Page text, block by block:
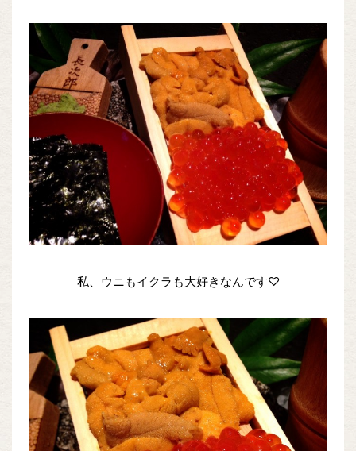
私、ウニもイクラも大好きなんです♡